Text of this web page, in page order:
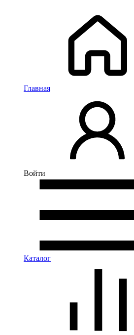
Главная
Войти
Каталог